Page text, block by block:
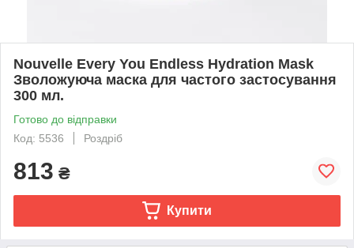
Nouvelle Every You Endless Hydration Mask
Зволожуюча маска для частого застосування
300 мл.
Готово до відправки
Код: 5536
Роздріб
813 ₴
Купити